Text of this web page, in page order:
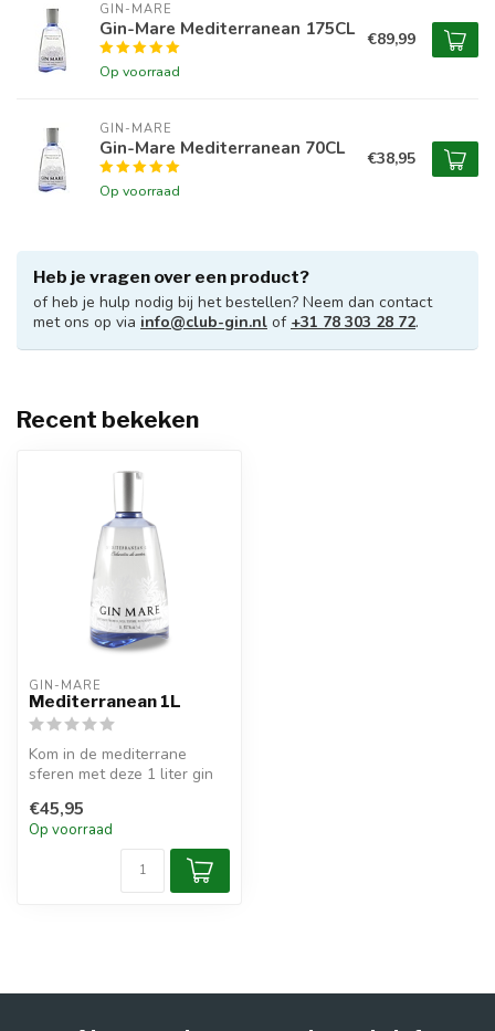
GIN-MARE
Gin-Mare Mediterranean 175CL
Op voorraad
€89,99
GIN-MARE
Gin-Mare Mediterranean 70CL
Op voorraad
€38,95
Heb je vragen over een product?
of heb je hulp nodig bij het bestellen? Neem dan contact
met ons op via info@club-gin.nl of +31 78 303 28 72.
Recent bekeken
GIN-MARE
Mediterranean 1L
Kom in de mediterrane
sferen met deze 1 liter gin
€45,95
Op voorraad